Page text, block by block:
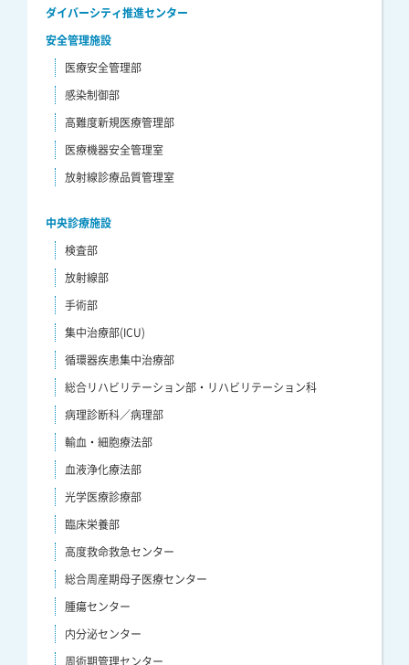
ダイバーシティ推進センター
安全管理施設
医療安全管理部
感染制御部
高難度新規医療管理部
医療機器安全管理室
放射線診療品質管理室
中央診療施設
検査部
放射線部
手術部
集中治療部(ICU)
循環器疾患集中治療部
総合リハビリテーション部・リハビリテーション科
病理診断科／病理部
輸血・細胞療法部
血液浄化療法部
光学医療診療部
臨床栄養部
高度救命救急センター
総合周産期母子医療センター
腫瘍センター
内分泌センター
周術期管理センター